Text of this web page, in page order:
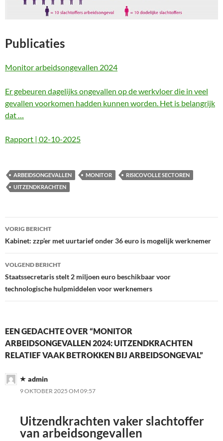
Publicaties
Monitor arbeidsongevallen 2024
Er gebeuren dagelijks ongevallen op de werkvloer die in veel
gevallen voorkomen hadden kunnen worden. Het is belangrijk
dat …
Rapport | 02-10-2025
ARBEIDSONGEVALLEN MONITOR
RISICOVOLLE SECTOREN
UITZENDKRACHTEN
Bericht
navigatie
VORIG BERICHT
Kabinet: zzp’er met uurtarief onder 36 euro is mogelijk werknemer
VOLGEND BERICHT
Staatssecretaris stelt 2 miljoen euro beschikbaar voor
technologische hulpmiddelen voor werknemers
EEN GEDACHTE OVER “MONITOR
ARBEIDSONGEVALLEN 2024: UITZENDKRACHTEN
RELATIEF VAAK BETROKKEN BIJ ARBEIDSONGEVAL”
admin
9 OKTOBER 2025 OM 09:57
Uitzendkrachten vaker slachtoffer
van arbeidsongevallen